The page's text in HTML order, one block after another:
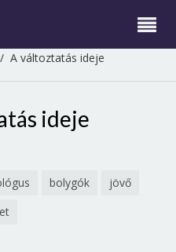
/ A változtatás ideje
ideje
bolygók
jövő